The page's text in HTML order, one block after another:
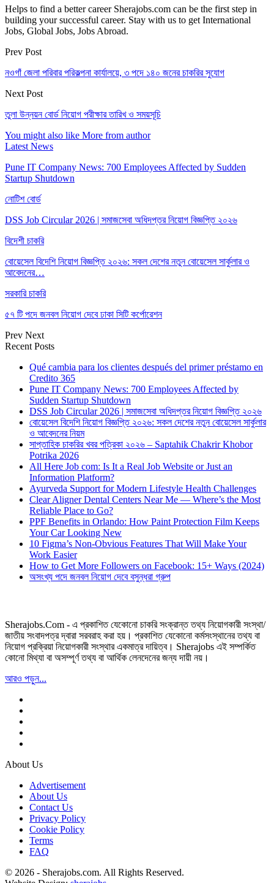
Helps to find a better career Sherajobs.com can be the first step in
building your successful career. Stay with us to get International
Jobs, Global Jobs, Jobs Abroad.
Prev Post
নওগাঁ জেলা পরিবার পরিকল্পনা কার্যালয়ে, ৩ পদে ১৪০ জনের চাকরির সুযোগ
Next Post
তুলা উন্নয়ন বোর্ড নিয়োগ পরীক্ষার তারিখ ও সময়সূচি
You might also like More from author
Latest News
Pune IT Company News: 700 Employees Affected by Sudden
Startup Shutdown
নোটিশ বোর্ড
DSS Job Circular 2026 | সমাজসেবা অধিদপ্তর নিয়োগ বিজ্ঞপ্তি ২০২৬
বিদেশী চাকরি
বোয়েসেল বিদেশি নিয়োগ বিজ্ঞপ্তি ২০২৬: সকল দেশের নতুন বোয়েসেল সার্কুলার ও
আবেদনের…
সরকারি চাকরি
৫৭ টি পদে জনবল নিয়োগ দেবে ঢাকা সিটি কর্পোরেশন
Prev Next
Recent Posts
Qué cambia para los clientes después del primer préstamo en
Credito 365
Pune IT Company News: 700 Employees Affected by
Sudden Startup Shutdown
DSS Job Circular 2026 | সমাজসেবা অধিদপ্তর নিয়োগ বিজ্ঞপ্তি ২০২৬
বোয়েসেল বিদেশি নিয়োগ বিজ্ঞপ্তি ২০২৬: সকল দেশের নতুন বোয়েসেল সার্কুলার
ও আবেদনের নিয়ম
সাপ্তাহিক চাকরির খবর পত্রিকা ২০২৬ – Saptahik Chakrir Khobor
Potrika 2026
All Here Job com: Is It a Real Job Website or Just an
Information Platform?
Ayurveda Support for Modern Lifestyle Health Challenges
Clear Aligner Dental Centers Near Me — Where’s the Most
Reliable Place to Go?
PPF Benefits in Orlando: How Paint Protection Film Keeps
Your Car Looking New
10 Figma’s Non-Obvious Features That Will Make Your
Work Easier
How to Get More Followers on Facebook: 15+ Ways (2024)
অসংখ্য পদে জনবল নিয়োগ দেবে বসুন্ধরা গ্রুপ
Sherajobs.Com - এ প্রকাশিত যেকোনো চাকরি সংক্রান্ত তথ্য নিয়োগকারী সংস্থা/
জাতীয় সংবাদপত্র দ্বারা সরবরাহ করা হয়। প্রকাশিত যেকোনো কর্মসংস্থানের তথ্য বা
নিয়োগ প্রক্রিয়া নিয়োগকারী সংস্থার একমাত্র দায়িত্ব। Sherajobs এই সম্পর্কিত
কোনো মিথ্যা বা অসম্পূর্ণ তথ্য বা আর্থিক লেনদেনের জন্য দায়ী নয়।
আরও পড়ুন...
About Us
Advertisement
About Us
Contact Us
Privacy Policy
Cookie Policy
Terms
FAQ
© 2026 - Sherajobs.com. All Rights Reserved.